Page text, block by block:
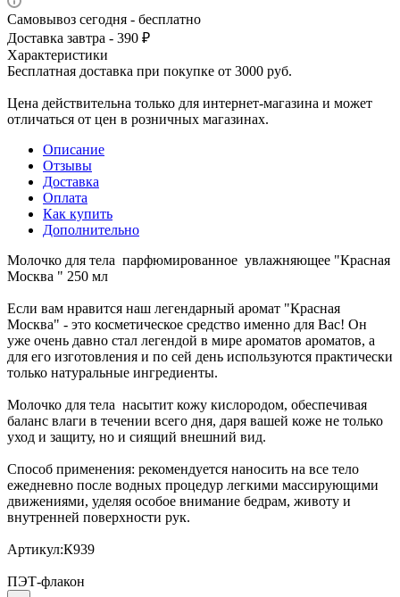
Самовывоз сегодня - бесплатно
Доставка завтра - 390 ₽
Характеристики
Бесплатная доставка при покупке от 3000 руб.
Цена действительна только для интернет-магазина и может
отличаться от цен в розничных магазинах.
Описание
Отзывы
Доставка
Оплата
Как купить
Дополнительно
Молочко для тела парфюмированное увлажняющее "Красная
Москва " 250 мл
Если вам нравится наш легендарный аромат "Красная
Москва" - это косметическое средство именно для Вас! Он
уже очень давно стал легендой в мире ароматов ароматов, а
для его изготовления и по сей день используются практически
только натуральные ингредиенты.
Молочко для тела насытит кожу кислородом, обеспечивая
баланс влаги в течении всего дня, даря вашей коже не только
уход и защиту, но и сиящий внешний вид.
Способ применения: рекомендуется наносить на все тело
ежедневно после водных процедур легкими массирующими
движениями, уделяя особое внимание бедрам, животу и
внутренней поверхности рук.
Артикул:К939
ПЭТ-флакон